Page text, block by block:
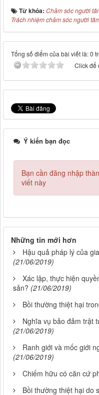
Từ khóa: Chăm sóc người
Trách nhiệm chăm sóc người
Tổng số điểm của bài viết là: 0
Click để
Ý kiến bạn đọc
Bạn cần đăng nhập
viết này
Những tin mới hơn
Hậu quả pháp lý của
(21/06/2019)
Xác lập, thực hiện
sản? (21/06/2019)
Bồi thường thiệt hại
Nghĩa vụ bảo đảm trật
(21/06/2019)
Ranh giới và mốc giới
(21/06/2019)
Chiếm hữu có căn cứ
Bồi thường thiệt hại do